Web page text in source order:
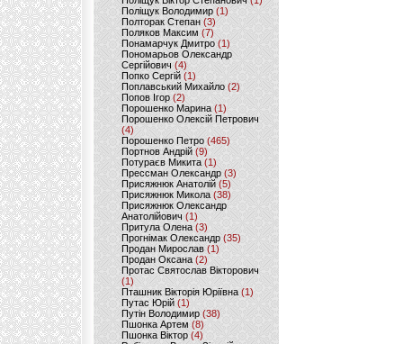
Поліщук Володимир (1)
Полторак Степан(3)
Поляков Максим (7)
Понамарчук Дмитро (1)
Пономарьов Олександр
Сергійович(4)
Попко Сергій (1)
Поплавський Михайло (2)
Попов Ігор(2)
Порошенко Марина (1)
Порошенко Олексій Петрович
(4)
Порошенко Петро (465)
Портнов Андрій (9)
Потураєв Микита(1)
Прессман Олександр(3)
Присяжнюк Анатолій (5)
Присяжнюк Микола (38)
Присяжнюк Олександр
Анатолійович (1)
Притула Олена (3)
Прогнімак Олександр(35)
Продан Мирослав(1)
Продан Оксана (2)
Протас Святослав Вікторович
(1)
Пташник Вікторія Юріївна (1)
Путас Юрій (1)
Путін Володимир(38)
Пшонка Артем (8)
Пшонка Віктор(4)